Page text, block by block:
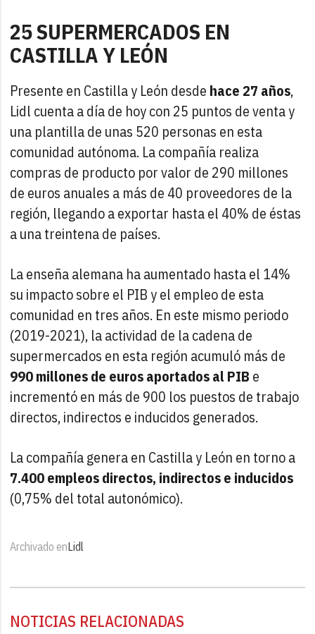
25 SUPERMERCADOS EN
CASTILLA Y LEÓN
Presente en Castilla y León desde hace 27 años,
Lidl cuenta a día de hoy con 25 puntos de venta y
una plantilla de unas 520 personas en esta
comunidad autónoma. La compañía realiza
compras de producto por valor de 290 millones
de euros anuales a más de 40 proveedores de la
región, llegando a exportar hasta el 40% de éstas
a una treintena de países.
La enseña alemana ha aumentado hasta el 14%
su impacto sobre el PIB y el empleo de esta
comunidad en tres años. En este mismo periodo
(2019-2021), la actividad de la cadena de
supermercados en esta región acumuló más de
990 millones de euros aportados al PIB e
incrementó en más de 900 los puestos de trabajo
directos, indirectos e inducidos generados.
La compañía genera en Castilla y León en torno a
7.400 empleos directos, indirectos e inducidos
(0,75% del total autonómico).
Archivado enLidl
NOTICIAS RELACIONADAS